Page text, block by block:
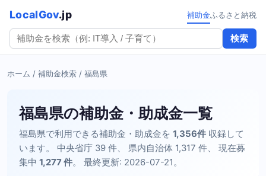
LocalGov.jp
検索
補助金ふるさと納税
ホーム / 補助金検索 / 福島県
福島県の補助金・助成金一覧
福島県で利用できる補助金・助成金を 1,356件 収録して
います。 中央省庁 39 件、 県内自治体 1,317 件、 現在募
集中 1,277 件。 最終更新: 2026-07-21。